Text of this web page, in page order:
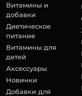
Витамины и
добавки
Диетическое
питание
Витамины для
детей
Аксессуары
Новинки
Добавки для